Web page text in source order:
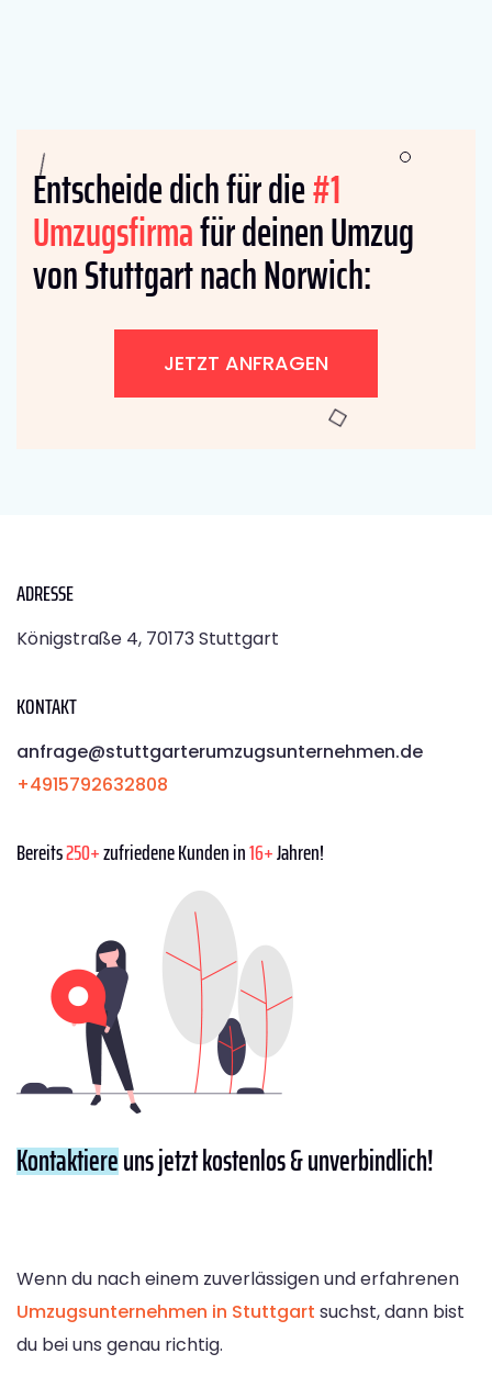
Entscheide dich für die#1
Umzugsfirmafür deinen Umzug
von Stuttgart nach Norwich:
JETZT ANFRAGEN
ADRESSE
Königstraße 4, 70173 Stuttgart
KONTAKT
anfrage@stuttgarterumzugsunternehmen.de
+4915792632808
Bereits250+zufriedene Kunden in16+Jahren!
Kontaktiereuns jetzt kostenlos & unverbindlich!
Wenn du nach einem zuverlässigen und erfahrenen
Umzugsunternehmen in Stuttgart suchst, dann bist
du bei uns genau richtig.